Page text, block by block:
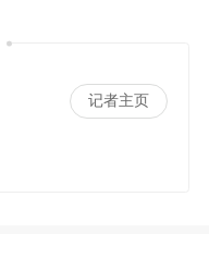
记者主页